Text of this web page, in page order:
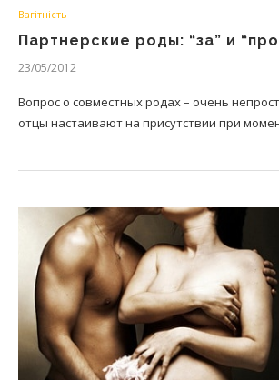
Вагітність
Партнерские роды: “за” и
23/05/2012
Вопрос о совместных родах – очень
отцы настаивают на присутствии при